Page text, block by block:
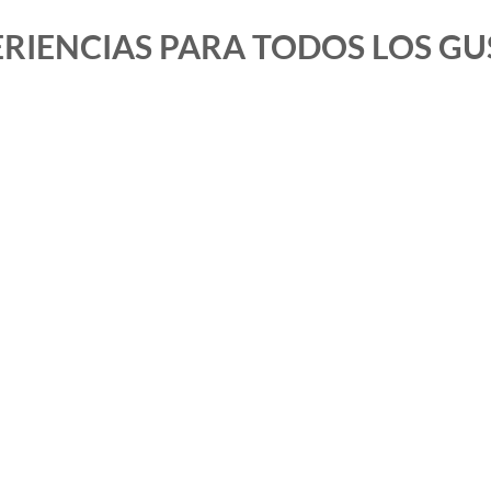
PARA TODOS LOS